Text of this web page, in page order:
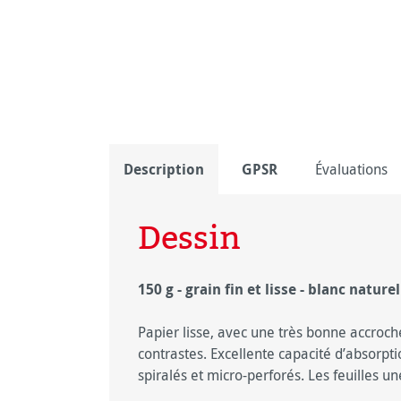
Description GPSR Évaluations
Dessin
150 g - grain fin et lisse - blanc naturel
Papier lisse, avec une très bonne
contrastes. Excellente capacité
spiralés et micro-perforés. Les feuilles